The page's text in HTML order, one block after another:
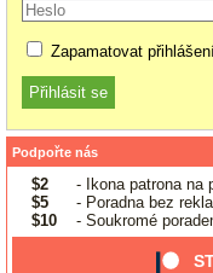
Zapamatovat
Podpořte nás
$2
- Ikona patrona na
$5
- Poradna bez
$10
- Soukromé